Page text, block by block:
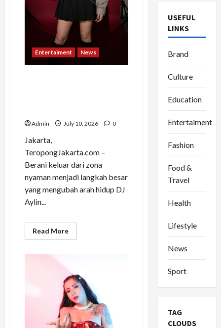
Entertaiment News
Admin July 10, 2026 0
Jakarta,
TeropongJakarta.com –
Berani keluar dari zona
nyaman menjadi langkah besar
yang mengubah arah hidup DJ
Aylin...
Read MoreRead
more
Konsisten
Bangun
Personal
Branding,
Siap
Perluas
Karier
di
USEFUL
LINKS
Brand
Culture
Education
Entertaiment
Fashion
Food &
Travel
Health
Lifestyle
News
Sport
TAG
CLOUDS